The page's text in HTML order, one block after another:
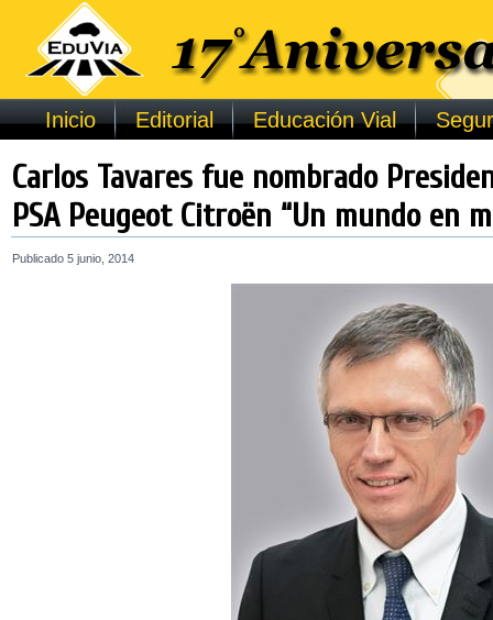
Inicio Editorial Educación Vial
Carlos Tavares fue nombrado
PSA Peugeot Citroën “Un mundo en
Publicado 5 junio, 2014